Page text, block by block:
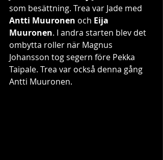
som besättning. Trea var Jade med
Antti Muuronen och Eija
Muuronen. I andra starten blev det
ombytta roller när Magnus
Johansson tog segern före Pekka
Taipale. Trea var också denna gång
Antti Muuronen.